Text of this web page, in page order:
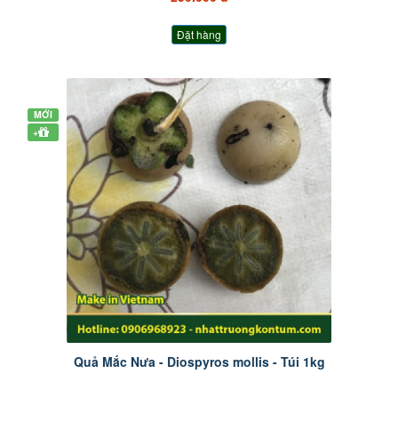
Đặt hàng
MỚI
+
Quả Mắc Nưa - Diospyros mollis - Túi 1kg